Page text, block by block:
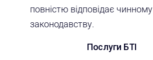
повністю відповідає чинному
законодавству.
Послуги БТІ